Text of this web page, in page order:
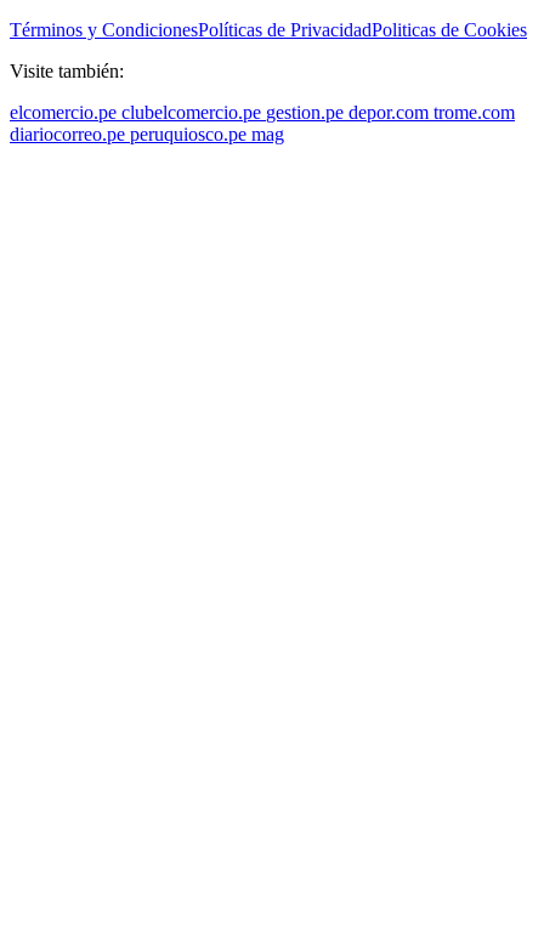
Términos y CondicionesPolíticas de PrivacidadPoliticas de Cookies
Visite también:
elcomercio.pe clubelcomercio.pe gestion.pe depor.com trome.com
diariocorreo.pe peruquiosco.pe mag